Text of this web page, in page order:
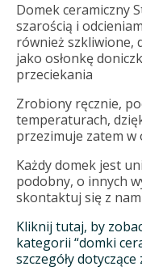
Domek ceramiczny
szarością i
również szkliwione,
jako osłonkę
przeciekania
Zrobiony ręcznie,
temperaturach,
przezimuje zatem w
Każdy domek jest
podobny, o innych
skontaktuj się z
Kliknij tutaj, by
kategorii “domki
szczegóły